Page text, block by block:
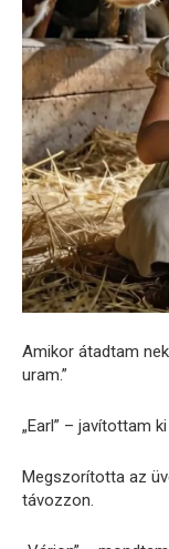
Amikor átadtam
uram.”
„Earl” – javítottam
Megszorította az
távozzon.